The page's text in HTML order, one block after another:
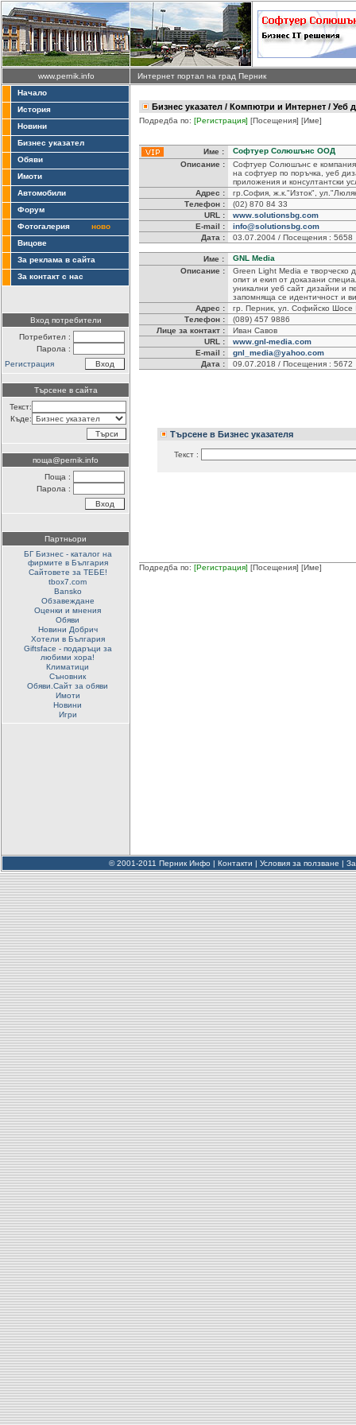
www.pernik.info
Интернет портал на град Перник
Начало
История
Новини
Бизнес указател
Обяви
Имоти
Автомобили
Форум
Фотогалерия
ново
Вицове
За реклама в сайта
За контакт с нас
Вход потребители
Потребител :
Парола :
Регистрация
Търсене в сайта
Текст:
Къде:
поща@pernik.info
Поща :
Парола :
Партньори
БГ Бизнес - каталог на
фирмите в България
Сайтовете за ТЕБЕ!
tbox7.com
Bansko
Обзавеждане
Оценки и мнения
Обяви
Новини Добрич
Хотели в България
Giftsface - подаръци за
любими хора!
Климатици
Съновник
Обяви.Сайт за обяви
Имоти
Новини
Игри
Бизнес указател / Компютри и Интернет / Уеб
Подредба по: [Регистрация] [Посещения] [Име]
Име :
Софтуер Солюшънс ООД
Описание :
Софтуер Солюшънс е компания
на софтуер по поръчка, уеб
приложения и консултантски
Адрес :
гр.София, ж.к."Изток",
Телефон :
(02) 870 84 33
URL :
www.solutionsbg.com
E-mail :
info@solutionsbg.com
Дата :
03.07.2004 / Посещения : 5658
Име :
GNL Media
Описание :
Green Light Media e творческо
опит и екип от доказани
уникални уеб сайт дизайни и
запомняща се идентичност и
Адрес :
гр. Перник, ул. Софийско
Телефон :
(089) 457 9886
Лице за контакт :
Иван Савов
URL :
www.gnl-media.com
E-mail :
gnl_media@yahoo.com
Дата :
09.07.2018 / Посещения : 5672
Търсене в Бизнес указателя
Текст :
Подредба по: [Регистрация] [Посещения] [Име]
© 2001-2011 Перник Инфо | Контакти | Условия за ползване |